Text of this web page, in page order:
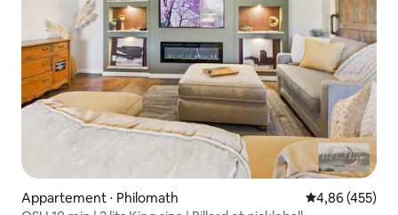
Appartement ⋅ Philomath Évaluation
4,86 (455)